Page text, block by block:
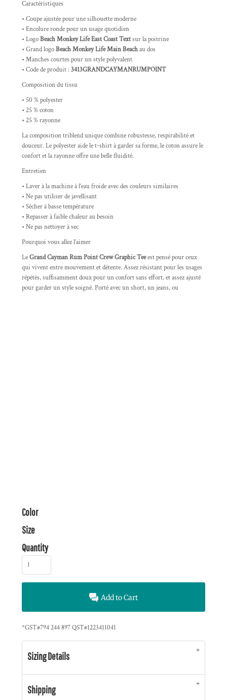
Caractéristiques
• Coupe ajustée pour une silhouette moderne
• Encolure ronde pour un usage quotidien
• LogoBeach Monkey Life East Coast Textsur la poitrine
• Grand logoBeach Monkey Life Main Beachau dos
• Manches courtes pour un style polyvalent
• Code de produit : 3413GRANDCAYMANRUMPOINT
Composition du tissu
• 50 % polyester
• 25 % coton
• 25 % rayonne
La composition triblend unique combine robustesse, respirabilité et
douceur. Le polyester aide le t-shirt à garder sa forme, le coton assure le
confort et la rayonne offre une belle fluidité.
Entretien
• Laver à la machine à l’eau froide avec des couleurs similaires
• Ne pas utiliser de javellisant
• Sécher à basse température
• Repasser à faible chaleur au besoin
• Ne pas nettoyer à sec
Pourquoi vous allez l’aimer
LeGrand Cayman Rum Point Crew Graphic Teeest pensé pour ceux
qui vivent entre mouvement et détente. Assez résistant pour les usages
répétés, suffisamment doux pour un confort sans effort, et assez ajusté
pour garder un style soigné. Porté avec un short, un jeans, ou
Color
Size
Quantity
Add to Cart
*GST#794 244 897 QST#1223411041
Sizing Details
Shipping